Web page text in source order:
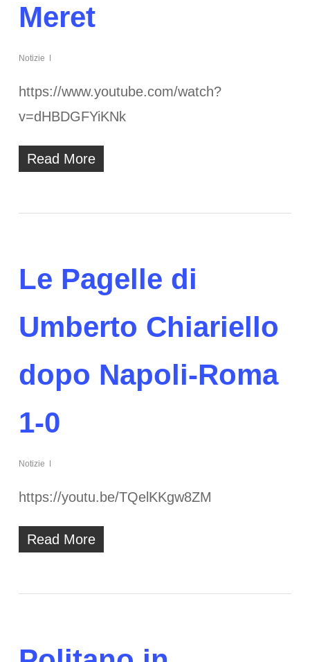
Meret
Notizie
https://www.youtube.com/watch?
v=dHBDGFYiKNk
Read More
Le Pagelle di
Umberto Chiariello
dopo Napoli-Roma
1-0
Notizie
https://youtu.be/TQelKKgw8ZM
Read More